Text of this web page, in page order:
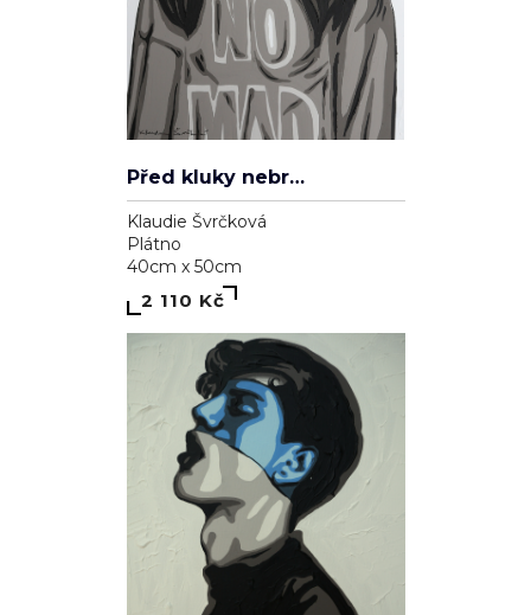
Před kluky nebrečím
Klaudie Švrčková
Plátno
40cm x 50cm
2 110 Kč